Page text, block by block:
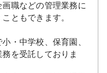
職などの管理業務に
ともできます。
・中学校、保育園、
を受託しておりま